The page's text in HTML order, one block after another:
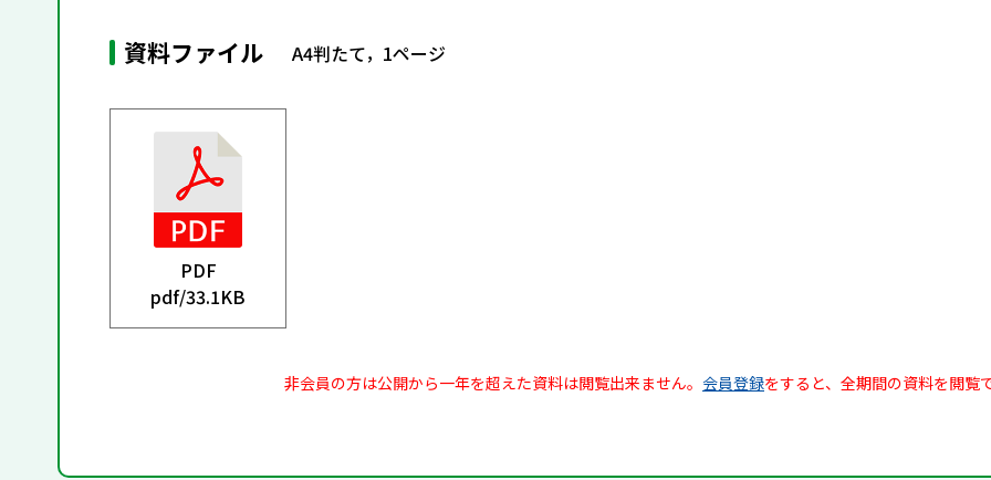
資料ファイル A4判たて，1ページ
PDF
pdf/33.1KB
非会員の方は公開から一年を超えた資料は閲覧出来ません。 会員登録をすると、全期間の資料を閲覧